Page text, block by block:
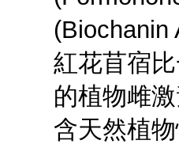
(Biochanin
紅花苜宿
的植物雌
含天然植